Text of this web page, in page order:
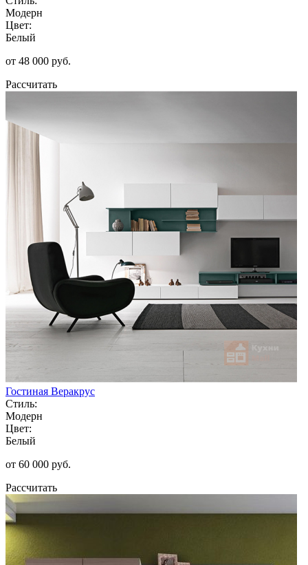
Модерн
Цвет:
Белый
от 48 000 руб.
Рассчитать
Гостиная Веракрус
Стиль:
Модерн
Цвет:
Белый
от 60 000 руб.
Рассчитать